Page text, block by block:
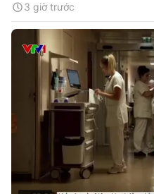
3 giờ trước